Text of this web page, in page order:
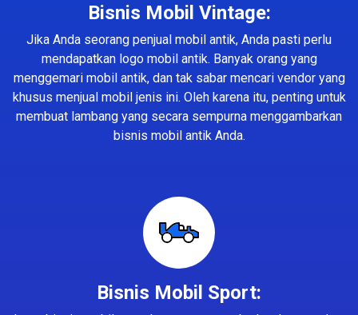
Bisnis Mobil Vintage:
Jika Anda seorang penjual mobil antik, Anda pasti perlu
mendapatkan logo mobil antik. Banyak orang yang
menggemari mobil antik, dan tak sabar mencari vendor yang
khusus menjual mobil jenis ini. Oleh karena itu, penting untuk
membuat lambang yang secara sempurna menggambarkan
bisnis mobil antik Anda.
Bisnis Mobil Sport: